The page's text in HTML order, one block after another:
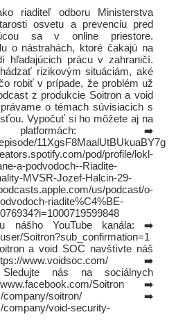
riaditeľ odboru Ministerstva
osvetu a prevenciu pred
sa v online priestore.
o nástrahách, ktoré čakajú na
hľadajúcich prácu v zahraničí.
rizikovým situáciám, aké
robiť v prípade, že problém už
z produkcie Soitron a void
o témach súvisiacich s
Vypočuť si ho môžete aj na
platformách: ➡️
11XgsF8MaalUtBUkuaBY7g
pod/profile/lokl-
a-podvodoch--Riadite-
MVSR-Jozef-Halcin-29-
us/podcast/o-
riadite%C4%BE-
nášho YouTube kanála: ➡️
Soitron?sub_confirmation=1
a void SOC navštívte náš
➡️
Sledujte nás na sociálnych
Soitron ➡️
company/soitron/ ➡️
company/void-security-